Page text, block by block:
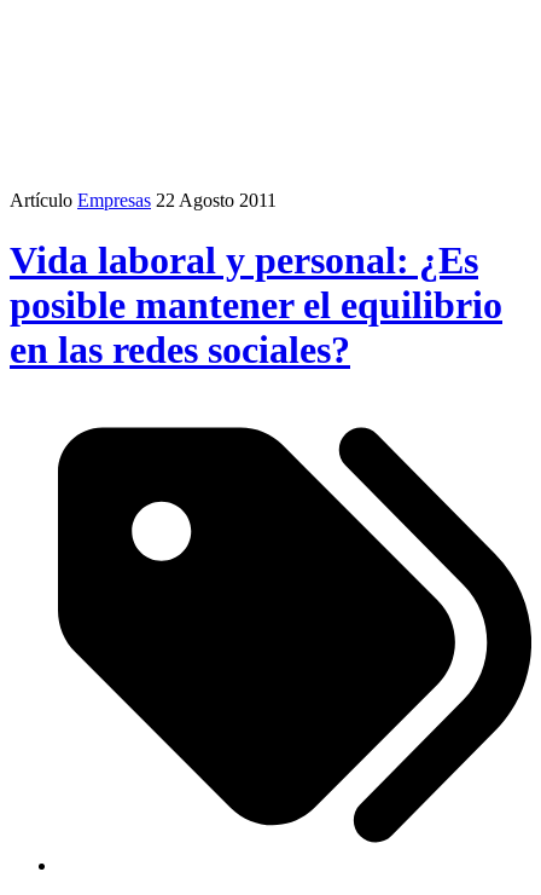
Artículo Empresas 22 Agosto 2011
Vida laboral y personal: ¿Es
posible mantener el equilibrio
en las redes sociales?